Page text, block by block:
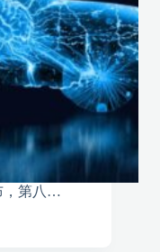
，第八…